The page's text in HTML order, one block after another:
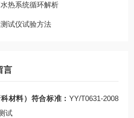
热系统循环解析
试仪试验方法
言
材料） 符合标准：YY/T0631-2008
试